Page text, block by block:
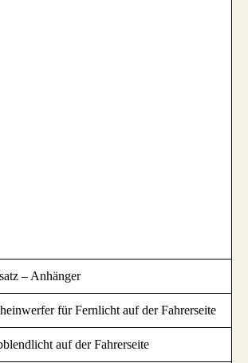
– Anhänger
für Fernlicht auf der Fahrerseite
auf der Fahrerseite